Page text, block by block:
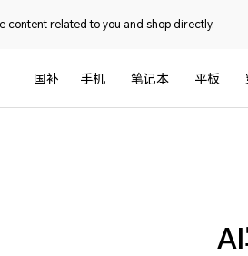
content related to you and shop directly.
国补 手机 笔记本 平板